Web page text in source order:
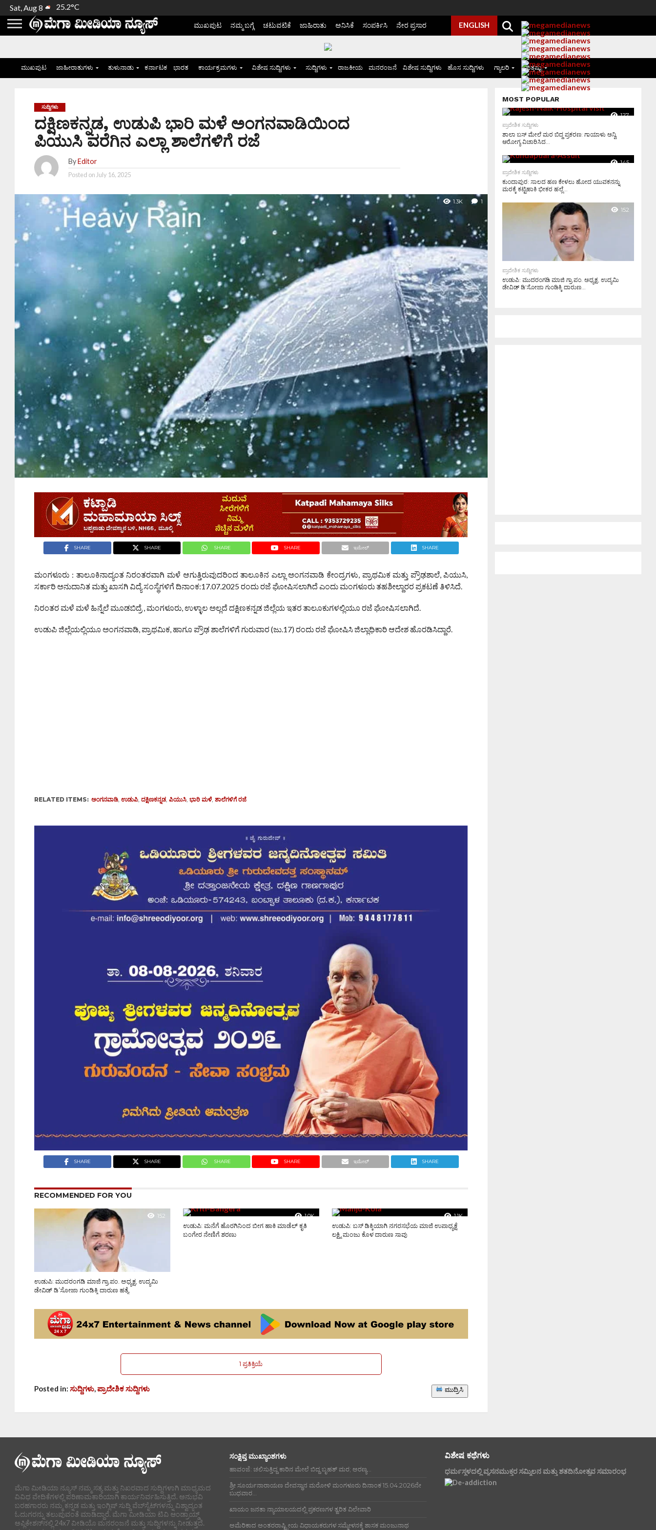
Sat, Aug 8 25.2°C
ಮುಖಪುಟ ನಮ್ಮ ಬಗ್ಗೆ ಚಟುವಟಿಕೆ ಜಾಹಿರಾತು ಅನಿಸಿಕೆ ಸಂಪರ್ಕಿಸಿ ನೇರ ಪ್ರಸಾರ ENGLISH
ಮುಖಪುಟ ಜಾಹೀರಾತುಗಳು ತುಳುನಾಡು ಕರ್ನಾಟಕ ಭಾರತ ಕಾರ್ಯಕ್ರಮಗಳು ವಿಶೇಷ ಸುದ್ದಿಗಳು ಸುದ್ದಿಗಳು ರಾಜಕೀಯ ಮನರಂಜನೆ ವಿಶೇಷ ಸುದ್ದಿಗಳು ಹೊಸ ಸುದ್ದಿಗಳು ಗ್ಯಾಲರಿ ಮತ್ತಷ್ಟು
ಸುದ್ದಿಗಳು
ದಕ್ಷಿಣಕನ್ನಡ, ಉಡುಪಿ ಭಾರಿ ಮಳೆ ಅಂಗನವಾಡಿಯಿಂದ
ಪಿಯುಸಿ ವರೆಗಿನ ಎಲ್ಲಾ ಶಾಲೆಗಳಿಗೆ ರಜೆ
By Editor
Posted on July 16, 2025
1.3K 1
SHARE SHARE SHARE SHARE ಇಮೇಲ್ SHARE
ಮಂಗಳೂರು : ತಾಲೂಕಿನಾದ್ಯಂತ ನಿರಂತರವಾಗಿ ಮಳೆ ಆಗುತ್ತಿರುವುದರಿಂದ ತಾಲೂಕಿನ ಎಲ್ಲಾ ಅಂಗನವಾಡಿ ಕೇಂದ್ರಗಳು, ಪ್ರಾಥಮಿಕ ಮತ್ತು ಪ್ರೌಢಶಾಲೆ, ಪಿಯುಸಿ,
ಸರ್ಕಾರಿ ಅನುದಾನಿತ ಮತ್ತು ಖಾಸಗಿ ವಿದ್ಯೆ ಸಂಸ್ಥೆಗಳಿಗೆ ದಿನಾಂಕ:17.07.2025 ರಂದು ರಜೆ ಘೋಷಿಸಲಾಗಿದೆ ಎಂದು ಮಂಗಳೂರು ತಹಶೀಲ್ದಾರರ ಪ್ರಕಟಣೆ ತಿಳಿಸಿದೆ.
ನಿರಂತರ ಮಳೆ ಮಳೆ ಹಿನ್ನೆಲೆ ಮೂಡಬಿದ್ರೆ , ಮಂಗಳೂರು, ಉಳ್ಳಾಲ ಅಲ್ಲದೆ ದಕ್ಷಿಣಕನ್ನಡ ಜಿಲ್ಲೆಯ ಇತರ ತಾಲೂಕುಗಳಲ್ಲಿಯೂ ರಜೆ ಘೋಷಿಸಲಾಗಿದೆ.
ಉಡುಪಿ ಜಿಲ್ಲೆಯಲ್ಲಿಯೂ ಅಂಗನವಾಡಿ, ಪ್ರಾಥಮಿಕ, ಹಾಗೂ ಪ್ರೌಢ ಶಾಲೆಗಳಿಗೆ ಗುರುವಾರ (ಜು.17) ರಂದು ರಜೆ ಘೋಷಿಸಿ ಜಿಲ್ಲಾಧಿಕಾರಿ ಆದೇಶ ಹೊರಡಿಸಿದ್ದಾರೆ.
RELATED ITEMS: ಅಂಗನವಾಡಿ,ಉಡುಪಿ,ದಕ್ಷಿಣಕನ್ನಡ,ಪಿಯುಸಿ,ಭಾರಿ ಮಳೆ,ಶಾಲೆಗಳಿಗೆ ರಜೆ
SHARE SHARE SHARE SHARE ಇಮೇಲ್ SHARE
RECOMMENDED FOR YOU
152
ಉಡುಪಿ: ಮುದರಂಗಡಿ ಮಾಜಿ ಗ್ರಾ.ಪಂ. ಅಧ್ಯಕ್ಷ, ಉದ್ಯಮಿ
ಡೇವಿಡ್ ಡಿ’ಸೋಜಾ ಗುಂಡಿಕ್ಕಿ ದಾರುಣ ಹತ್ಯೆ
1.0K
ಉಡುಪಿ: ಮನೆಗೆ ಹೊರಗಿನಿಂದ ಬೀಗ ಹಾಕಿ ಮಾಡೆಲ್ ಕೃತಿ
ಬಂಗೇರ ನೇಣಿಗೆ ಶರಣು
1.1K
ಉಡುಪಿ: ಬಸ್ ಡಿಕ್ಕಿಯಾಗಿ ನಗರಸಭೆಯ ಮಾಜಿ ಉಪಾಧ್ಯಕ್ಷೆ
ಲಕ್ಷ್ಮಿ ಮಂಜು ಕೊಳ ದಾರುಣ ಸಾವು
1 ಪ್ರತಿಕ್ರಿಯೆ
Posted in:ಸುದ್ದಿಗಳು,ಪ್ರಾದೇಶಿಕ ಸುದ್ದಿಗಳು ಮುದ್ರಿಸಿ
MOST POPULAR
127
ಪ್ರಾದೇಶಿಕ ಸುದ್ದಿಗಳು
ಶಾಲಾ ಬಸ್ ಮೇಲೆ ಮರ ಬಿದ್ದ ಪ್ರಕರಣ: ಗಾಯಾಳು ಅನ್ವಿ
ಆರೋಗ್ಯ ವಿಚಾರಿಸಿದ...
145
ಪ್ರಾದೇಶಿಕ ಸುದ್ದಿಗಳು
ಕುಂದಾಪುರ: ಸಾಲದ ಹಣ ಕೇಳಲು ಹೋದ ಯುವಕನನ್ನು
ಮರಕ್ಕೆ ಕಟ್ಟಿಹಾಕಿ ಭೀಕರ ಹಲ್ಲೆ...
152
ಪ್ರಾದೇಶಿಕ ಸುದ್ದಿಗಳು
ಉಡುಪಿ: ಮುದರಂಗಡಿ ಮಾಜಿ ಗ್ರಾ.ಪಂ. ಅಧ್ಯಕ್ಷ, ಉದ್ಯಮಿ
ಡೇವಿಡ್ ಡಿ’ಸೋಜಾ ಗುಂಡಿಕ್ಕಿ ದಾರುಣ...
ಮೆಗಾ ಮೀಡಿಯಾ ನ್ಯೂಸ್ ನಮ್ಮ ಸತ್ಯ ಮತ್ತು ನಿಖರವಾದ ಸುದ್ದಿಗಳಾಗಿ ಮಾಧ್ಯಮದ
ವಿವಿಧ ವೇದಿಕೆಗಳಲ್ಲಿ ಪರಿಣಾಮಕಾರಿಯಾಗಿ ಕಾರ್ಯನಿರ್ವಹಿಸುತ್ತಿದೆ. ಅನುಭವಿ
ಬರಹಗಾರರು ನಮ್ಮ ಕನ್ನಡ ಮತ್ತು ಇಂಗ್ಲಿಷ್ ಸುದ್ದಿ ವೆಬ್‌ಸೈಟ್‌ಗಳನ್ನು ವಿಶ್ವಾದ್ಯಂತ
ಓದುಗರನ್ನು ತಲುಪುವಂತೆ ಮಾಡಿದ್ದಾರೆ. ಮೆಗಾ ಮೀಡಿಯಾ ಟಿವಿ ಆಂಡ್ರಾಯ್ಡ್
ಅಪ್ಲಿಕೇಶನ್‌ನಲ್ಲಿ 24x7 ವೀಡಿಯೊ ಮನರಂಜನೆ ಮತ್ತು ಸುದ್ದಿಗಳನ್ನು ನೀಡುತ್ತದೆ.
ಸಂಕ್ಷಿಪ್ತ ಮುಖ್ಯಾಂಶಗಳು
ಹಾವಂಜೆ: ಚಲಿಸುತ್ತಿದ್ದ ಕಾರಿನ ಮೇಲೆ ಬಿದ್ದ ಬೃಹತ್ ಮರ; ಅರಣ್ಯ...
ಶ್ರೀ ಸೂರ್ಯನಾರಾಯಣ ದೇವಸ್ಥಾನ ಮರೋಳಿ ಮಂಗಳೂರು ದಿನಾಂಕ 15.04.2026ನೇ
ಬುಧವಾರ...
ಖಾಯಂ ಜನತಾ ನ್ಯಾಯಾಲಯದಲ್ಲಿ ಪ್ರಕರಣಗಳ ತ್ವರಿತ ವಿಲೇವಾರಿ
ಅಮೆರಿಕಾದ ಅಂತರರಾಷ್ಟ್ರೀಯ ವಿಧಾಯಕರುಗಳ ಸಮ್ಮೇಳನಕ್ಕೆ ಶಾಸಕ ಮಂಜುನಾಥ
ವಿಶೇಷ ಕಥೆಗಳು
ಧರ್ಮಸ್ಥಳದಲ್ಲಿ ವ್ಯಸನಮುಕ್ತರ ಸಮ್ಮಿಲನ ಮತ್ತು ಶತದಿನೋತ್ಸವ ಸಮಾರಂಭ